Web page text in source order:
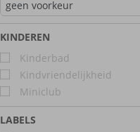
KINDEREN
Kinderbad
Kindvriendelijkheid
Miniclub
LABELS